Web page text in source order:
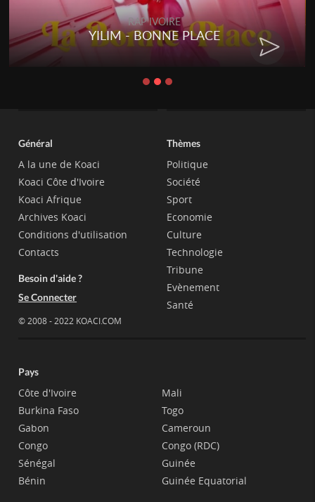
RAP IVOIRE
YILIM - BONNE PLACE
Général
A la une de Koaci
Koaci Côte d'Ivoire
Koaci Afrique
Archives Koaci
Conditions d'utilisation
Contacts
Besoin d'aide ?
Se Connecter
© 2008 - 2022 KOACI.COM
Thèmes
Politique
Société
Sport
Economie
Culture
Technologie
Tribune
Evènement
Santé
Pays
Côte d'Ivoire
Burkina Faso
Gabon
Congo
Sénégal
Bénin
Mali
Togo
Cameroun
Congo (RDC)
Guinée
Guinée Equatorial